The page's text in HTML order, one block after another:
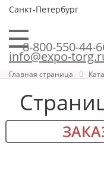
Санкт-Петербург
8-800-550-44-
info@expo-
Главная страница